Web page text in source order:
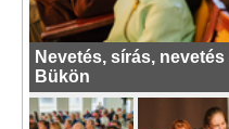
Nevetés, sírás,
Bükön